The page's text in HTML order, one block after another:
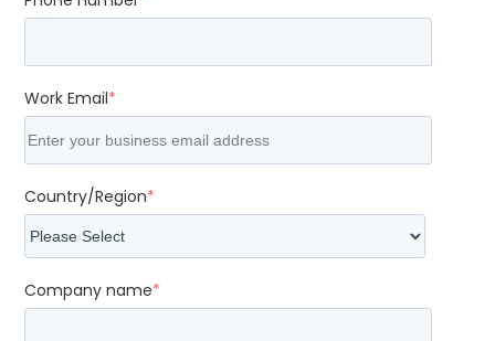
Work Email*
Country/Region*
Company name*